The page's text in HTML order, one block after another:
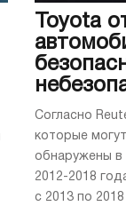
Toyota
Согласно
которые
обнаружены в
2012-2018
с 2013 по